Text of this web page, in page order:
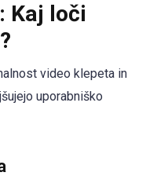
Kaj loči
video klepeta in
uporabniško